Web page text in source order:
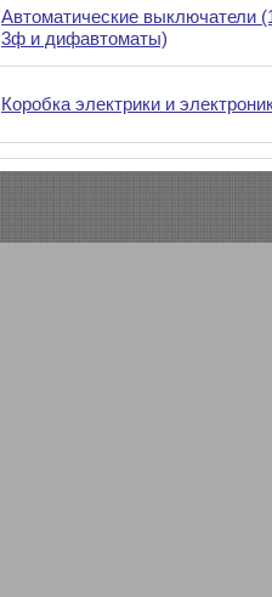
Автоматические выключатели
3ф и дифавтоматы)
Коробка электрики и